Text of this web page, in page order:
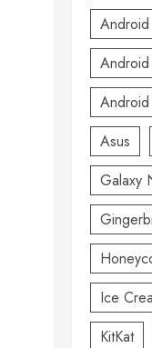
Android
Android
Asus
Galaxy
Ice
KitKat